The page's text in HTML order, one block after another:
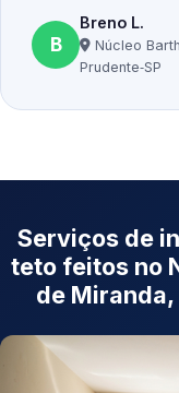
B
Breno L.
Núcleo
Prudente‑SP
Serviços de
teto feitos no
de Miranda,